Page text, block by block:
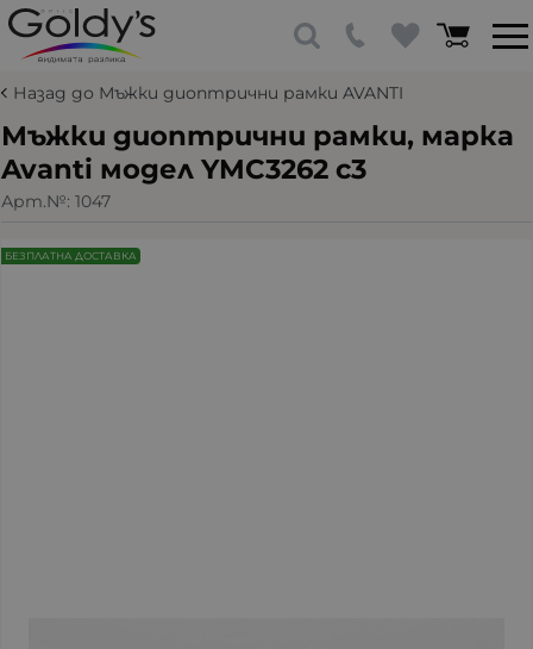
Назад до Мъжки диоптрични рамки AVANTI
Мъжки диоптрични рамки, марка
Avanti модел YMC3262 c3
Арт.№: 1047
БЕЗПЛАТНА ДОСТАВКА